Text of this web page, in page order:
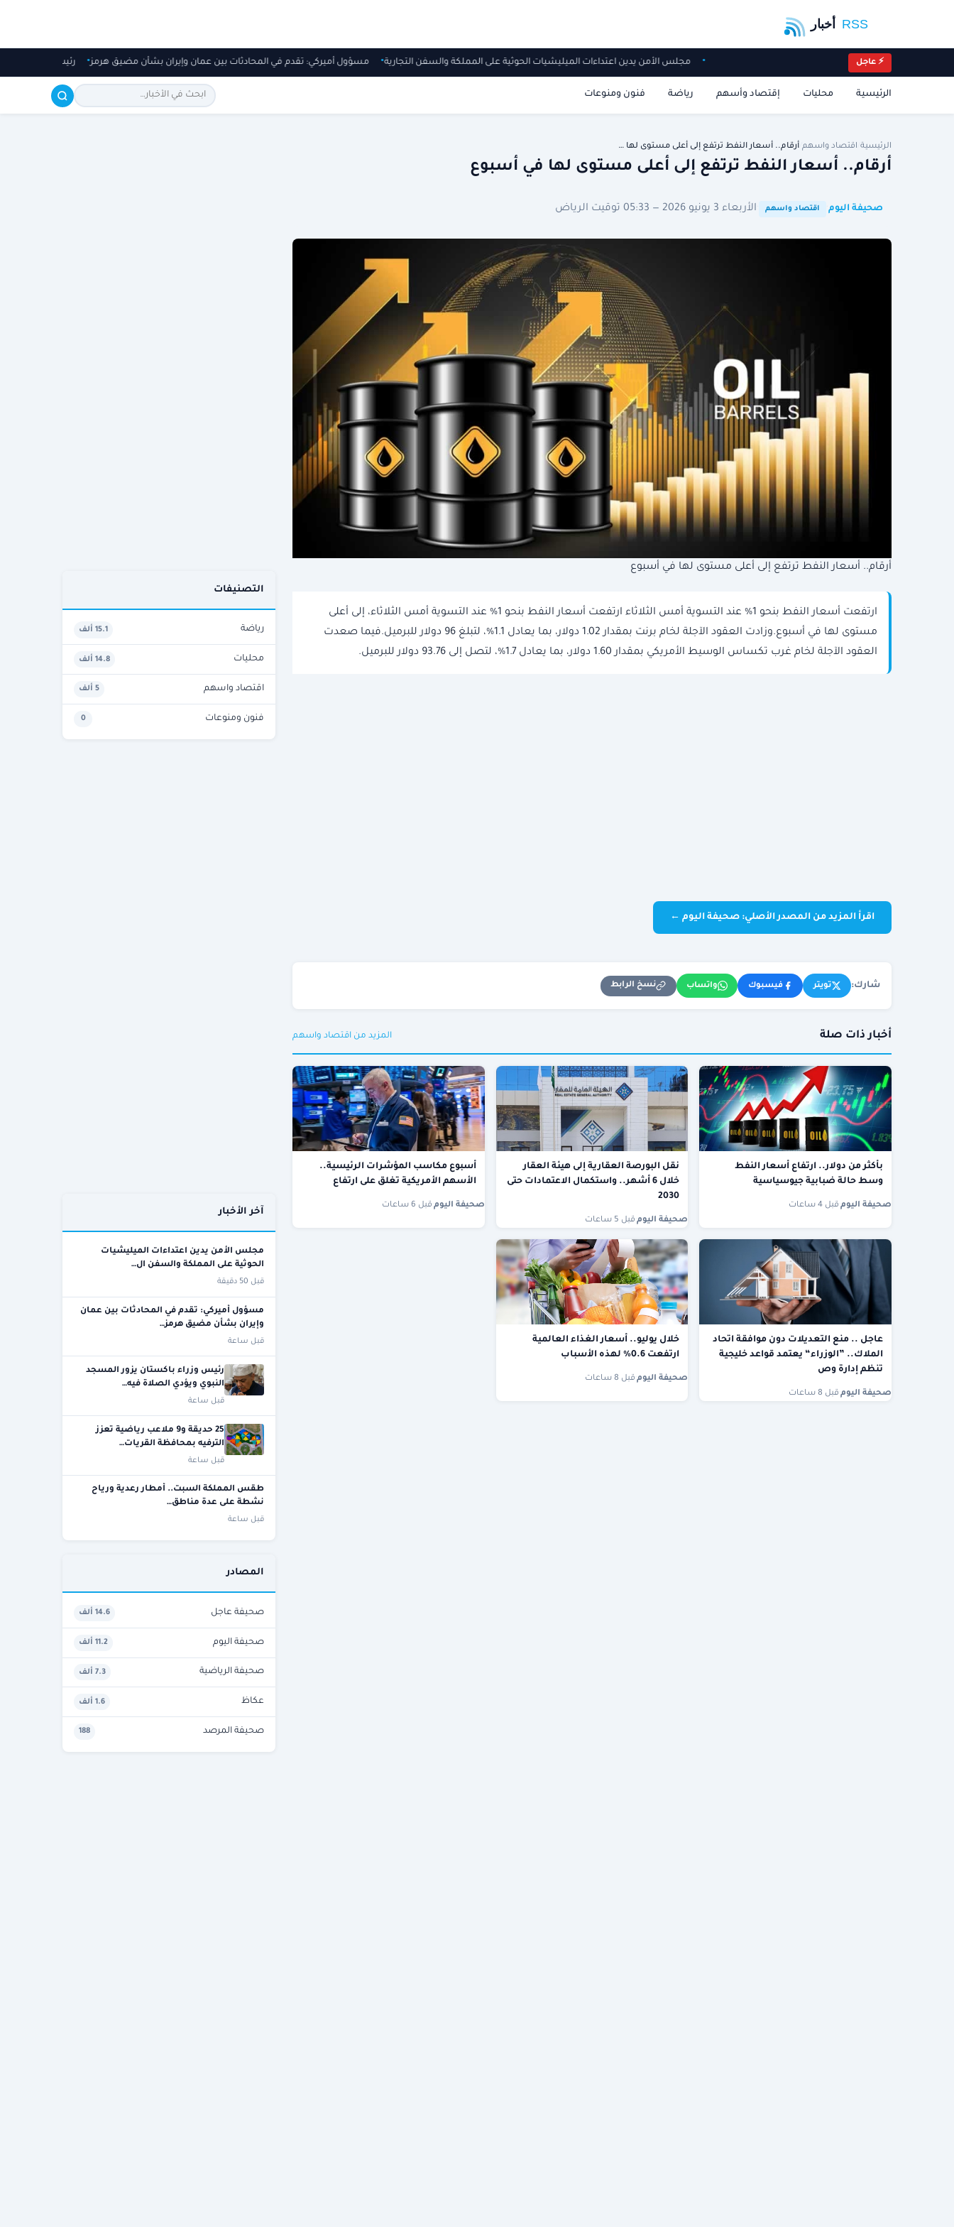
⚡ عاجل مجلس الأمن يدين اعتداءات الميليشيات الحوثية على المملكة والسفن التجارية مسؤول أميركي: تقدم في المحادثات بين عمان وإيران بشأن مضيق هرمز رئيس وزراء
الرئيسية محليات إقتصاد وأسهم رياضة فنون ومنوعات
الرئيسية اقتصاد واسهم أرقام.. أسعار النفط ترتفع إلى أعلى مستوى لها …
أرقام.. أسعار النفط ترتفع إلى أعلى مستوى لها في أسبوع
صحيفة اليوم اقتصاد واسهم الأربعاء 3 يونيو 2026 — 05:33 توقيت الرياض
أرقام.. أسعار النفط ترتفع إلى أعلى مستوى لها في أسبوع
ارتفعت أسعار النفط بنحو 1% عند التسوية أمس الثلاثاء ارتفعت أسعار النفط بنحو 1% عند التسوية أمس الثلاثاء، إلى أعلى
مستوى لها في أسبوع.وزادت العقود الآجلة لخام برنت بمقدار 1.02 دولار، بما يعادل 1.1%، لتبلغ 96 دولار للبرميل.فيما صعدت
العقود الآجلة لخام غرب تكساس الوسيط الأمريكي بمقدار 1.60 دولار، بما يعادل 1.7%، لتصل إلى 93.76 دولار للبرميل.
اقرأ المزيد من المصدر الأصلي: صحيفة اليوم ←
شارك: تويتر فيسبوك واتساب نسخ الرابط
أخبار ذات صلة المزيد من اقتصاد واسهم
بأكثر من دولار.. ارتفاع أسعار النفط
وسط حالة ضبابية جيوسياسية
صحيفة اليوم قبل 4 ساعات
نقل البورصة العقارية إلى هيئة العقار
خلال 6 أشهر.. واستكمال الاعتمادات حتى
2030
صحيفة اليوم· قبل 5 ساعات
أسبوع مكاسب المؤشرات الرئيسية..
الأسهم الأمريكية تغلق على ارتفاع
صحيفة اليوم قبل 6 ساعات
عاجل .. منع التعديلات دون موافقة اتحاد
الملاك.. ”الوزراء“ يعتمد قواعد خليجية
تنظم إدارة وص
صحيفة اليوم قبل 8 ساعات
خلال يوليو.. أسعار الغذاء العالمية
ارتفعت 0.6% لهذه الأسباب
صحيفة اليوم· قبل 8 ساعات
التصنيفات
رياضة 15.1 ألف
محليات 14.8 ألف
اقتصاد واسهم 5 ألف
فنون ومنوعات 0
آخر الأخبار
مجلس الأمن يدين اعتداءات الميليشيات
الحوثية على المملكة والسفن ال…
قبل 50 دقيقة
مسؤول أميركي: تقدم في المحادثات بين عمان
وإيران بشأن مضيق هرمز…
قبل ساعة
رئيس وزراء باكستان يزور المسجد
النبوي ويؤدي الصلاة فيه…
قبل ساعة
25 حديقة و9 ملاعب رياضية تعزز
الترفيه بمحافظة القريات…
قبل ساعة
طقس المملكة السبت.. أمطار رعدية ورياح
نشطة على عدة مناطق…
قبل ساعة
المصادر
صحيفة عاجل 14.6 ألف
صحيفة اليوم 11.2 ألف
صحيفة الرياضية 7.3 ألف
عكاظ 1.6 ألف
صحيفة المرصد 188